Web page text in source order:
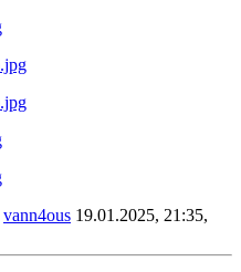
vann4ous 19.01.2025, 21:35,